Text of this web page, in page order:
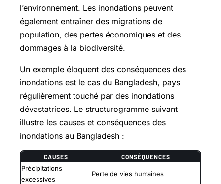
l’environnement. Les inondations peuvent
également entraîner des migrations de
population, des pertes économiques et des
dommages à la biodiversité.
Un exemple éloquent des conséquences des
inondations est le cas du Bangladesh, pays
régulièrement touché par des inondations
dévastatrices. Le structurogramme suivant
illustre les causes et conséquences des
inondations au Bangladesh :
CAUSES CONSÉQUENCES
Précipitations
excessives
Perte de vies humaines